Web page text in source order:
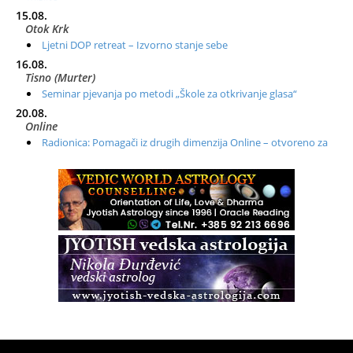
15.08.
Otok Krk
Ljetni DOP retreat – Izvorno stanje sebe
16.08.
Tisno (Murter)
Seminar pjevanja po metodi „Škole za otkrivanje glasa“
20.08.
Online
Radionica: Pomagači iz drugih dimenzija Online – otvoreno za
Zagreb+Online
Osnovni ThetaHealing® tečaj, Zagreb i Online
Access BARS®, otpusti stres
Access Energetski Facelift®